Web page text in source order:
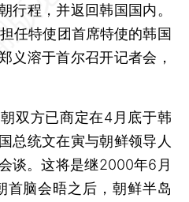
行程，并返回韩国国内。
任特使团首席特使的韩国
义溶于首尔召开记者会，
方已商定在4月底于韩
总统文在寅与朝鲜领导人
谈。这将是继2000年6月
首脑会晤之后，朝鲜半岛